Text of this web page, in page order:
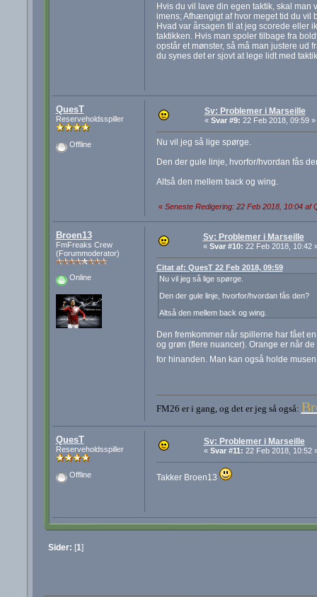
Hvis du vil lave din egen taktik, skal
imens; Afhængigt af hvor meget tid du vil
Hvad var årsagen til at jeg scorede eller
taktikken. Hvis man spoler tilbage fra
opstår et mønster, så må man justere ud
du synes det er sjovt at lege lidt med
QuesT
Reserveholdsspiller
Offline
Sv: Problemer i Marseille
« Svar #9: 22 Feb 2018, 09:59 »
Nu vil jeg så lige spørge.
Den der gule linje, hvorfor/hvordan fås
Altså den mellem back og wing.
« Seneste Redigering: 22 Feb 2018, 10:04 af
Broen13
FmFreaks Crew
(Forummoderator)
Online
Sv: Problemer i Marseille
« Svar #10: 22 Feb 2018, 10:42
Citat af: QuesT 22 Feb 2018, 09:59
Nu vil jeg så lige spørge.
Den der gule linje, hvorfor/hvordan fås den?
Altså den mellem back og wing.
Den fremkommer når spillerne har fået
og grøn (flere nuancer). Orange er når
for hinanden. Man kan også holde
FM26 er i gang, og det er jeg så også:
QuesT
Reserveholdsspiller
Offline
Sv: Problemer i Marseille
« Svar #11: 22 Feb 2018, 10:52
Takker Broen13
Sider: [1]